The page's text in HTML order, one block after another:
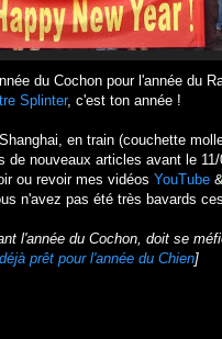
du Cochon pour l'année du
Splinter, c'est ton année !
en train (couchette
de nouveaux articles avant le 11/
ou revoir mes vidéos YouTube
n'avez pas été très bavards
l'année du Cochon, doit se
prêt pour l'année du Chien]